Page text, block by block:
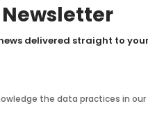
Newsletter
delivered straight to
the data practices in our